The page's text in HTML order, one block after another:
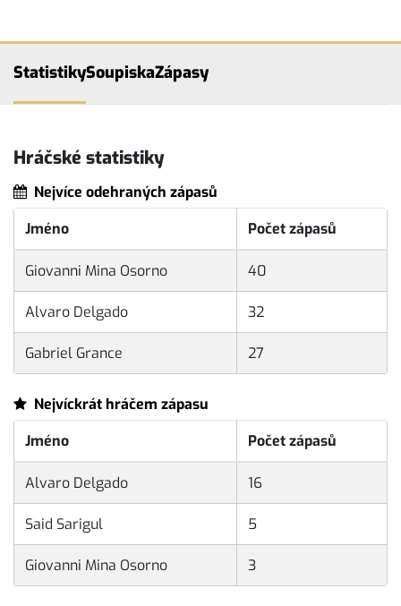
StatistikySoupiskaZápasy
Hráčské statistiky
Nejvíce odehraných zápasů
Jméno
Počet zápasů
Giovanni Mina Osorno 40
Alvaro Delgado 32
Gabriel Grance 27
Nejvíckrát hráčem zápasu
Jméno
Počet zápasů
Alvaro Delgado 16
Said Sarigul 5
Giovanni Mina Osorno 3